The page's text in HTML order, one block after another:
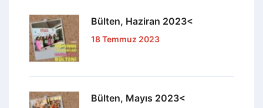
Bülten, Haziran 2023<
18 Temmuz 2023
Bülten, Mayıs 2023<